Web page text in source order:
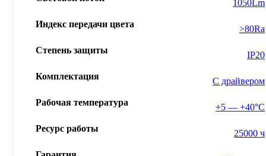
1050Lm
Индекс передачи цвета >80Ra
Степень защиты IP20
Комплектация С драйвером
Рабочая температура +5 — +40°С
Ресурс работы 25000 ч